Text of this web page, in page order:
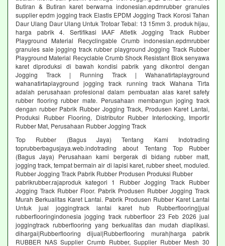
Butiran & Butiran karet berwarna indonesian.epdmrubber granules
supplier epdm jogging track Elastis EPDM Jogging Track Korosi Tahan
Daur Ulang Daur Ulang Untuk Trotoar Tebal: 13 15mm 3. produk hijau,
harga pabrik 4. Sertifikasi IAAF Atletik Jogging Track Rubber
Playground Material Recyclingable Crumb indonesian.epdmrubber
granules sale jogging track rubber playground Jogging Track Rubber
Playground Material Recyclable Crumb Shock Resistant Blok senyawa
karet diproduksi di bawah kondisi pabrik yang dikontrol dengan
Jogging Track | Running Track | Wahanatirtaplayground
wahanatirtaplayground jogging track running track Wahana Tirta
adalah perusahaan profesional dalam pembuatan alas karet safety
rubber flooring rubber mate. Perusahaan membangun joging track
dengan rubber Pabrik Rubber Jogging Track, Produsen Karet Lantai,
Produksi Rubber Flooring, Distributor Rubber Interlocking, Importir
Rubber Mat, Perusahaan Rubber Jogging Track
Top Rubber (Bagus Jaya) Tentang Kami Indotrading
toprubberbagusjaya.web.indotrading about Tentang Top Rubber
(Bagus Jaya) Perusahaan kami bergerak di bidang rubber matt,
jogging track, tempat bermain air di lapisi karet, rubber sheet, moduled.
Rubber Jogging Track Pabrik Rubber Produsen Produksi Rubber
pabrikrubber.rajaproduk kategori 1 Rubber Jogging Track Rubber
Jogging Track Rubber Floor. Pabrik Produsen Rubber Jogging Track
Murah Berkualitas Karet Lantai. Pabrik Produsen Rubber Karet Lantai
Untuk jual joggingtrack lantai karet hub Rubberflooring|jual
rubberflooringindonesia jogging track rubberfloor 23 Feb 2026 jual
joggingtrack rubberflooring yang berkualitas dan mudah diaplikasi.
dihargai|Rubberflooring dijual|Rubberflooring murah|harga pabrik
RUBBER NAS Supplier Crumb Rubber, Supplier Rubber Mesh 30